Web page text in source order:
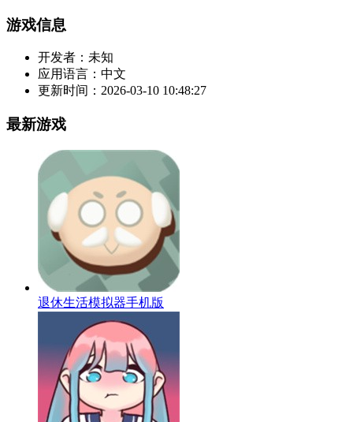
游戏信息
开发者： 未知
应用语言： 中文
更新时间： 2026-03-10 10:48:27
最新游戏
退休生活模拟器手机版